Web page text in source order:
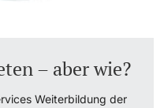
– aber wie?
Weiterbildung der